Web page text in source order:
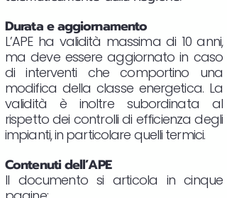
Durata e aggiornamento
L’APE ha validità massima di 10 anni,
ma deve essere aggiornato in caso
di interventi che comportino una
modifica della classe energetica. La
validità è inoltre subordinata al
rispetto dei controlli di efficienza degli
impianti, in particolare quelli termici.
Contenuti dell’APE
Il documento si articola in cinque